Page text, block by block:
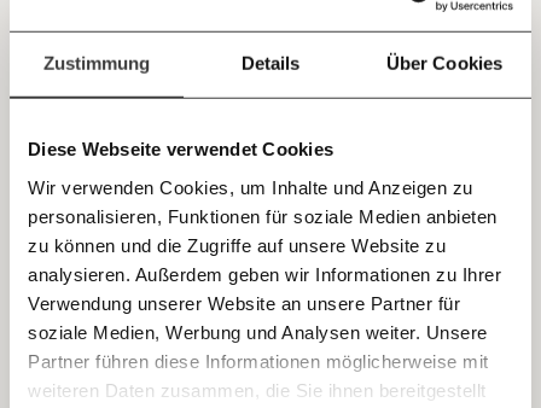
Zustimmung Details Über Cookies
Diese Webseite verwendet Cookies
Wir verwenden Cookies, um Inhalte und Anzeigen zu
personalisieren, Funktionen für soziale Medien anbieten
zu können und die Zugriffe auf unsere Website zu
analysieren. Außerdem geben wir Informationen zu Ihrer
Verwendung unserer Website an unsere Partner für
soziale Medien, Werbung und Analysen weiter. Unsere
Partner führen diese Informationen möglicherweise mit
weiteren Daten zusammen, die Sie ihnen bereitgestellt
Immer auf dem Laufenden
bleiben mit unseren gratis
E-Mail-Newslettern!
Jetzt
einfach
teilen.
E-Mail
Whatsapp
Öffne dein Herz, kein Waffengeschäft
Dein Morgenmoment mit Haltung ist da!